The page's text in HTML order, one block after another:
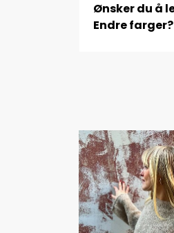
Ønsker du å
Endre farger?